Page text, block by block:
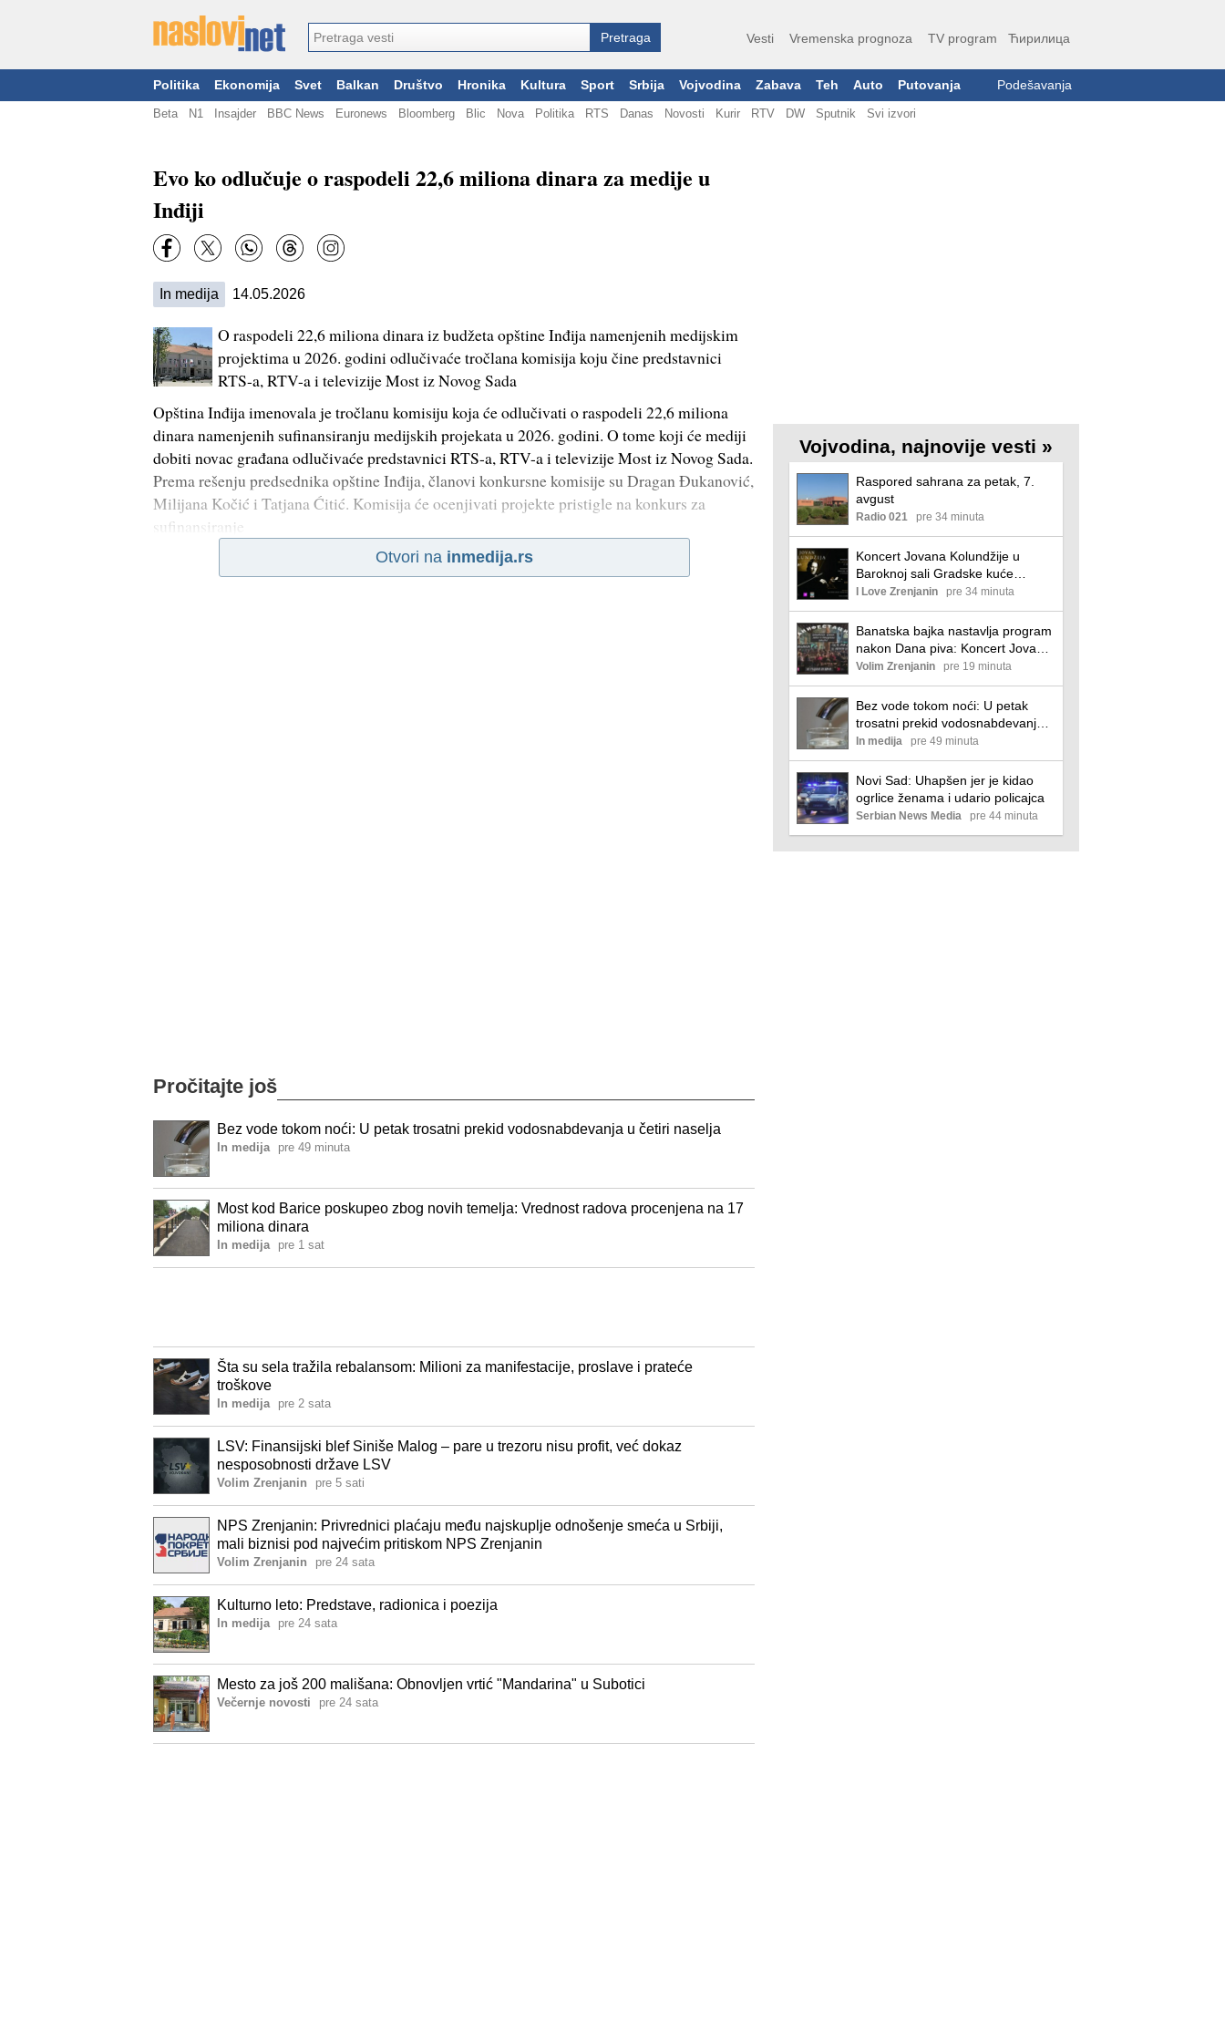
Vesti Vremenska prognoza TV program Ћирилица
Politika Ekonomija Svet Balkan Društvo Hronika Kultura Sport Srbija Vojvodina Zabava Teh Auto Putovanja Podešavanja
Beta N1 Insajder BBC News Euronews Bloomberg Blic Nova Politika RTS Danas Novosti Kurir RTV DW Sputnik Svi izvori
Evo ko odlučuje o raspodeli 22,6 miliona dinara za medije u
Inđiji
In medija 14.05.2026
O raspodeli 22,6 miliona dinara iz budžeta opštine Inđija namenjenih medijskim
projektima u 2026. godini odlučivaće tročlana komisija koju čine predstavnici
RTS-a, RTV-a i televizije Most iz Novog Sada
Opština Inđija imenovala je tročlanu komisiju koja će odlučivati o raspodeli 22,6 miliona
dinara namenjenih sufinansiranju medijskih projekata u 2026. godini. O tome koji će mediji
dobiti novac građana odlučivaće predstavnici RTS-a, RTV-a i televizije Most iz Novog Sada.
Prema rešenju predsednika opštine Inđija, članovi konkursne komisije su Dragan Đukanović,
Milijana Kočić i Tatjana Ćitić. Komisija će ocenjivati projekte pristigle na konkurs za
sufinansiranje
Otvori na inmedija.rs
Pročitajte još
Bez vode tokom noći: U petak trosatni prekid vodosnabdevanja u četiri naselja
In medija pre 49 minuta
Most kod Barice poskupeo zbog novih temelja: Vrednost radova procenjena na 17
miliona dinara
In medija pre 1 sat
Šta su sela tražila rebalansom: Milioni za manifestacije, proslave i prateće
troškove
In medija pre 2 sata
LSV: Finansijski blef Siniše Malog – pare u trezoru nisu profit, već dokaz
nesposobnosti države LSV
Volim Zrenjanin pre 5 sati
NPS Zrenjanin: Privrednici plaćaju među najskuplje odnošenje smeća u Srbiji,
mali biznisi pod najvećim pritiskom NPS Zrenjanin
Volim Zrenjanin pre 24 sata
Kulturno leto: Predstave, radionica i poezija
In medija pre 24 sata
Mesto za još 200 mališana: Obnovljen vrtić "Mandarina" u Subotici
Večernje novosti pre 24 sata
Vojvodina, najnovije vesti »
Raspored sahrana za petak, 7.
avgust
Radio 021 pre 34 minuta
Koncert Jovana Kolundžije u
Baroknoj sali Gradske kuće
Zrenjanin
I Love Zrenjanin pre 34 minuta
Banatska bajka nastavlja program
nakon Dana piva: Koncert Jovana
Kolundžije, folklor, vino, dečji
sadržaji i besplatni koncerti
Banatska bajka
Volim Zrenjanin pre 19 minuta
Bez vode tokom noći: U petak
trosatni prekid vodosnabdevanja u
četiri naselja
In medija pre 49 minuta
Novi Sad: Uhapšen jer je kidao
ogrlice ženama i udario policajca
Serbian News Media pre 44 minuta